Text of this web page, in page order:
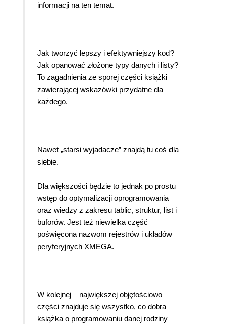
informacji na ten temat.
Jak tworzyć lepszy i efektywniejszy kod?
Jak opanować złożone typy danych i listy?
To zagadnienia ze sporej części książki
zawierającej wskazówki przydatne dla
każdego.
Nawet „starsi wyjadacze” znajdą tu coś dla
siebie.
Dla większości będzie to jednak po prostu
wstęp do optymalizacji oprogramowania
oraz wiedzy z zakresu tablic, struktur, list i
buforów. Jest też niewielka część
poświęcona nazwom rejestrów i układów
peryferyjnych XMEGA.
W kolejnej – największej objętościowo –
części znajduje się wszystko, co dobra
książka o programowaniu danej rodziny